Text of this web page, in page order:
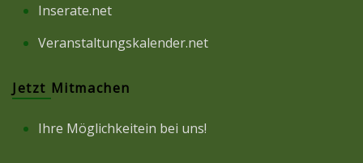
Inserate.net
Veranstaltungskalender.net
Jetzt Mitmachen
Ihre Möglichkeitein bei uns!